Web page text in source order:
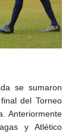
se sumaron
del Torneo
Anteriormente
y Atlético